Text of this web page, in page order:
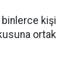
binlerce kişi
ortak